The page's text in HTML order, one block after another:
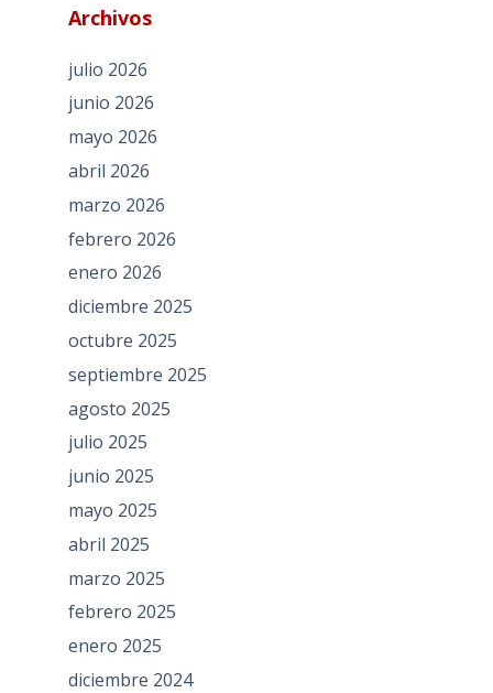
Archivos
julio 2026
junio 2026
mayo 2026
abril 2026
marzo 2026
febrero 2026
enero 2026
diciembre 2025
octubre 2025
septiembre 2025
agosto 2025
julio 2025
junio 2025
mayo 2025
abril 2025
marzo 2025
febrero 2025
enero 2025
diciembre 2024